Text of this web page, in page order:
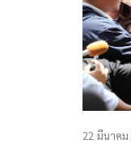
22 มีนาคม